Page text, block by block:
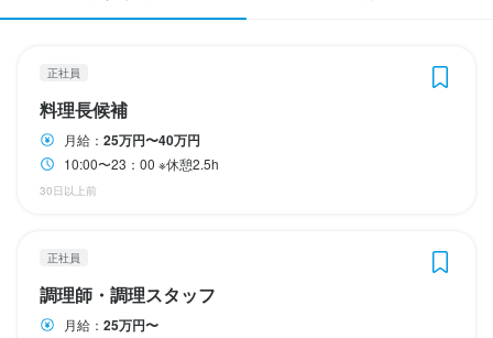
スカウト・メルマガ受信設定
ヘルプ・お問い合わせフォーム
掲載をご検討の店舗様へ
食べログ求人PRESS
プライバシーポリシー
企業情報
正社員
料理長候補
月給： 25万円〜40万円
10:00〜23：00 ※休憩2.5h
30日以上前
正社員
調理師・調理スタッフ
月給： 25万円〜
社会保険、年金等完備
・幹部昇格あり
・2年に一度、リフレッシュ休暇あり
・家賃補助制度あり
・半年に一度、店舗外ミーティング（という名の飲み会）あり
・独立支援制度
めています
まかない・食事補助あり 社会保険完備
待遇
・幹部昇格あり
・2年に一度、リフレッシュ休暇あり
・半年に一度、店舗外ミーティング（という名の飲み会）あり
・独立支援制度
・店長・料理長以上、または意欲的な社員に向け、
・2年に一度、リフレッシュ休暇あり
・家賃補助制度あり
・独立支援制度
・店長・料理長以上、または意欲的な社員に向け、
調査費・研究開発費（他店での飲食代等）を、一部経費として認
まかない・食事補助あり
特徴